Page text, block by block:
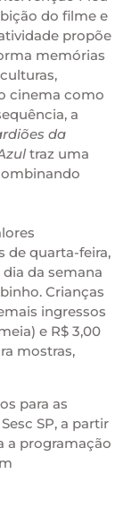
do filme e
propõe
memórias
cinema como
a
da
traz uma
de quarta-feira,
da semana
Crianças
ingressos
e R$ 3,00
mostras,
para as
SP, a partir
a programação